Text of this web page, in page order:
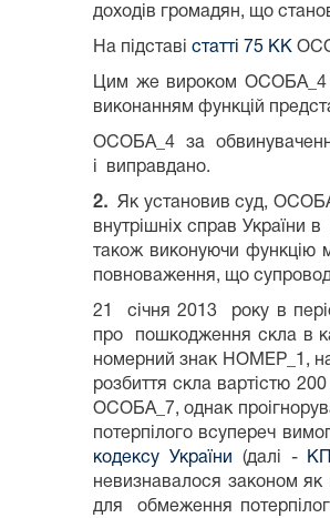
доходів громадян, що
На підставі статті 75 КК
Цим же вироком ОСОБА_4
виконанням функцій
ОСОБА_4 за
і виправдано.
2. Як установив суд,
внутрішніх справ України
також виконуючи функцію
повноваження, що
21 січня 2013 року в
про пошкодження скла в
номерний знак НОМЕР_1, на
розбиття скла вартістю
ОСОБА_7, однак
потерпілого всупереч
кодексу України (далі -
невизнавалося законом
для обмеження